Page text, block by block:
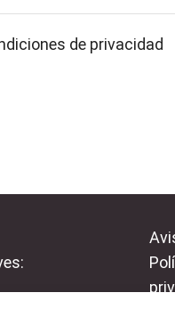
de privacidad